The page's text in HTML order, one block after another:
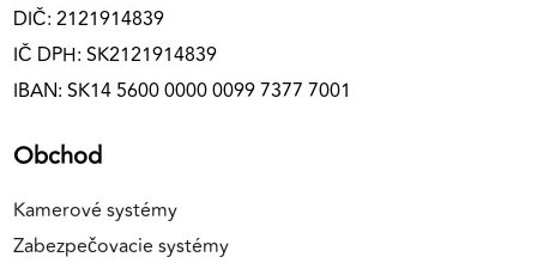
DIČ: 2121914839
IČ DPH: SK2121914839
IBAN: SK14 5600 0000 0099 7377 7001
Obchod
Kamerové systémy
Zabezpečovacie systémy